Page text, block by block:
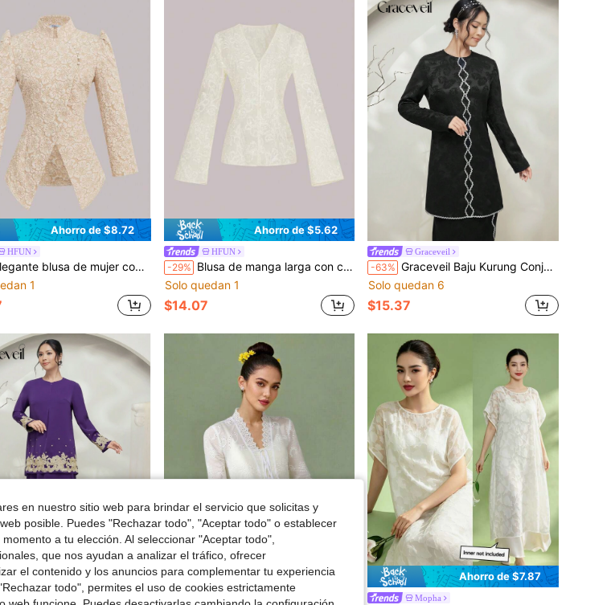
Ahorro de $8.72
HFUN
de mujer con cuello alto, diseño asimétrico, elegante, estampado floral 3D, adecuado para mujeres, estilo nyonya, atuendo tradicional malayo de primavera
1
Ahorro de $5.62
HFUN
-29% Blusa de manga larga con cuello en V, estampado y manga acampanada, elegante y romántica para mujer
Solo quedan 1
$14.07
Graceveil
-63% Graceveil Baju Kurung Conjunto de suéter modesto de manga larga con cuello con volantes de contraste de tejido de jacquard negro para mujer
Solo quedan 6
$15.37
Graceveil
Ahorro de $5.54
Mopha
Ahorro de $7.87
Mopha
en nuestro sitio web para brindar el servicio que solicitas y
posible. Puedes "Rechazar todo", "Aceptar todo" o establecer
a tu elección. Al seleccionar "Aceptar todo",
que nos ayudan a analizar el tráfico, ofrecer
el contenido y los anuncios para complementar tu experiencia
todo", permites el uso de cookies estrictamente